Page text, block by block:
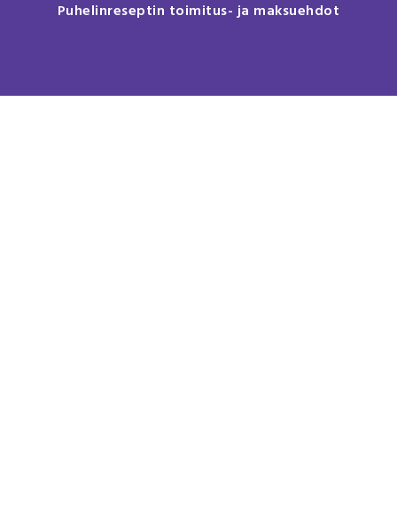
Puhelinreseptin toimitus- ja maksuehdot